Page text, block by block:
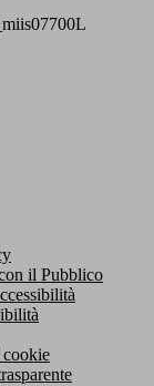
il Pubblico
cookie